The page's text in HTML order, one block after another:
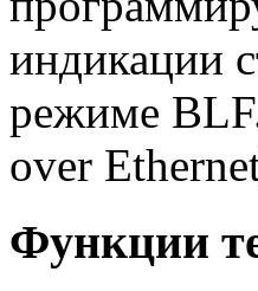
индикации
режиме
over
Функции